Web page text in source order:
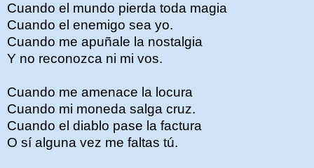
Cuando el mundo pierda toda magia
Cuando el enemigo sea yo.
Cuando me apuñale la nostalgia
Y no reconozca ni mi vos.
Cuando me amenace la locura
Cuando mi moneda salga cruz.
Cuando el diablo pase la factura
O sí alguna vez me faltas tú.